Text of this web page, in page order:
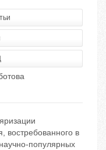
востребованного в
популярных